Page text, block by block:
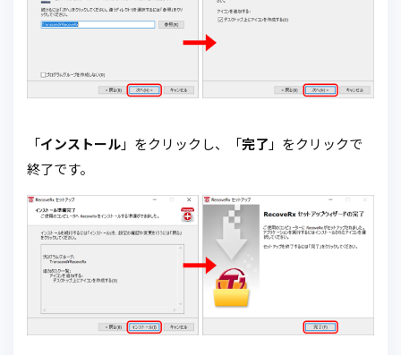
「インストール」をクリックし、「完了」をクリックで
終了です。